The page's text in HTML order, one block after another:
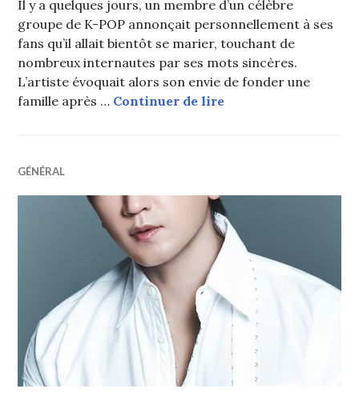
Il y a quelques jours, un membre d’un célèbre
groupe de K-POP annonçait personnellement à ses
fans qu’il allait bientôt se marier, touchant de
nombreux internautes par ses mots sincères.
L’artiste évoquait alors son envie de fonder une
famille après … Continuer de lireUn idol de K-POP
GÉNÉRAL